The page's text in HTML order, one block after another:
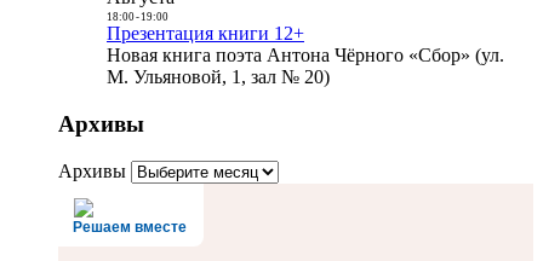
18:00- 19:00
Презентация книги 12+
Новая книга поэта Антона Чёрного «Сбор» (ул.
М. Ульяновой, 1, зал № 20)
Архивы
Архивы
Решаем вместе